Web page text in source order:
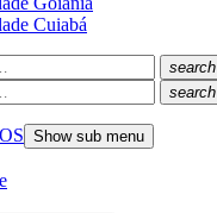
Cuiabá
search
search
Show sub menu